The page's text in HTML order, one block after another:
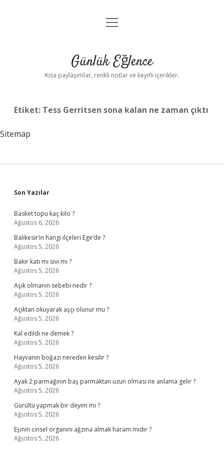
Anasayfa
Yasal Uyarı
menüyü
Günlük Eğlence
Kısa paylaşımlar, renkli notlar ve keyifli içerikler.
Etiket: Tess Gerritsen sona kalan ne zaman çıktı
Sitemap
Sidebar
Son Yazılar
Basket topu kaç kilo ?
Ağustos 6, 2026
Balıkesir’in hangi ilçeleri Ege’de ?
Ağustos 5, 2026
Bakır katı mı sıvı mı ?
Ağustos 5, 2026
Aşık olmanın sebebi nedir ?
Ağustos 5, 2026
Açıktan okuyarak aşçı olunur mu ?
Ağustos 5, 2026
Kal edildi ne demek ?
Ağustos 5, 2026
Hayvanın boğazı nereden kesilir ?
Ağustos 5, 2026
Ayak 2 parmağının baş parmaktan uzun olması ne anlama gelir ?
Ağustos 5, 2026
Gürültü yapmak bir deyim mi ?
Ağustos 5, 2026
Eşinin cinsel organını ağzına almak haram mıdır ?
Ağustos 5, 2026